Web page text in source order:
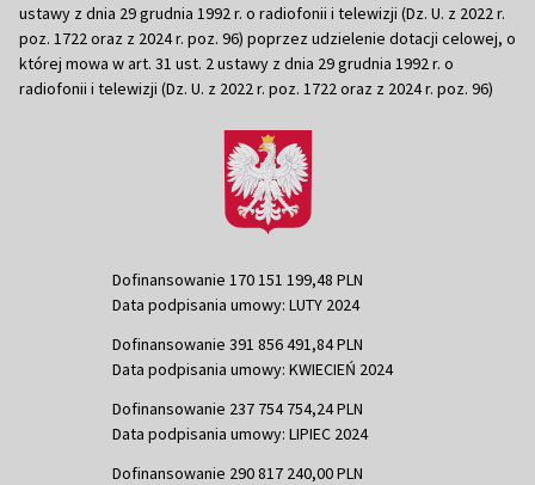
ustawy z dnia 29 grudnia 1992 r. o radiofonii i telewizji (Dz. U. z 2022 r.
poz. 1722 oraz z 2024 r. poz. 96) poprzez udzielenie dotacji celowej, o
której mowa w art. 31 ust. 2 ustawy z dnia 29 grudnia 1992 r. o
radiofonii i telewizji (Dz. U. z 2022 r. poz. 1722 oraz z 2024 r. poz. 96)
Dofinansowanie 170 151 199,48 PLN
Data podpisania umowy: LUTY 2024
Dofinansowanie 391 856 491,84 PLN
Data podpisania umowy: KWIECIEŃ 2024
Dofinansowanie 237 754 754,24 PLN
Data podpisania umowy: LIPIEC 2024
Dofinansowanie 290 817 240,00 PLN